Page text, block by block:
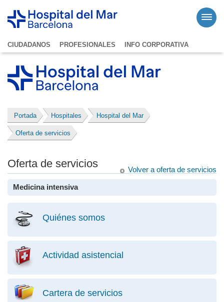
CIUDADANOS PROFESIONALES INFO CORPORATIVA
Portada Hospitales Hospital del Mar
Oferta de servicios
Volver a oferta de servicios
Oferta de servicios
Medicina intensiva
Quiénes somos
Actividad asistencial
Cartera de servicios